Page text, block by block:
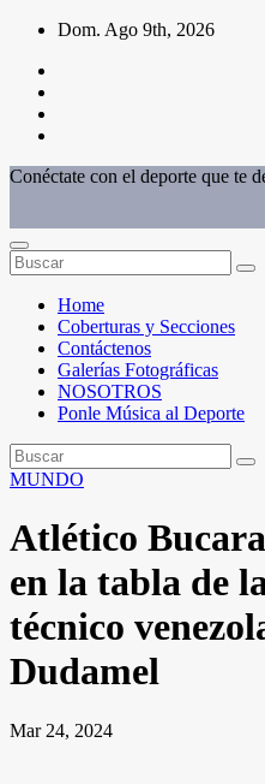
Saltar
contenido
Dom. Ago 9th, 2026
Conéctate con el deporte que te
Home
Coberturas y Secciones
Contáctenos
Galerías Fotográficas
NOSOTROS
Ponle Música al Deporte
MUNDO
Atlético
en la tabla de
técnico
Dudamel
Mar 24, 2024